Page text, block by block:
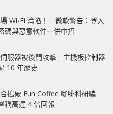
Wi-Fi 淪陷！ 微軟警告：登入
碼與惡意軟件一併中招
服器被後門攻擊 主機板控制器
10 年歷史
搗破 Fun Coffee 咖啡科研騙
高達 4 倍回報